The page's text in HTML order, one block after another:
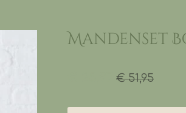
Mandenset
€ 51,95